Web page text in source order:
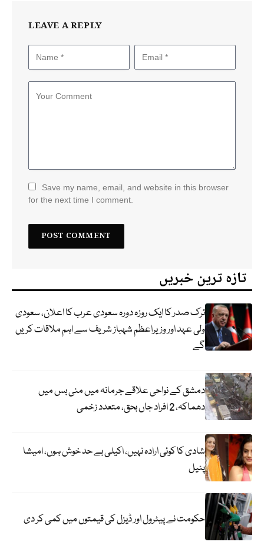
LEAVE A REPLY
Save my name, email, and website in this browser
for the next time I comment.
تازہ ترین خبریں
ترک صدر کا ایک روزہ دورہ سعودی عرب کا اعلان، سعودی
ولی عہد اور وزیراعظم شہباز شریف سے اہم ملاقات کریں
گے
دمشق کے نواحی علاقے جرمانہ میں منی بس میں
دھماکہ، 2 افراد جاں بحق، متعدد زخمی
شادی کا کوئی ارادہ نہیں، اکیلی بے حد خوش ہوں، امیشا
پٹیل
حکومت نے پیٹرول اور ڈیزل کی قیمتوں میں کمی کر دی